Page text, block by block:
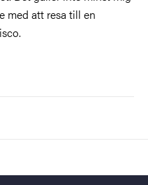
med att resa till en